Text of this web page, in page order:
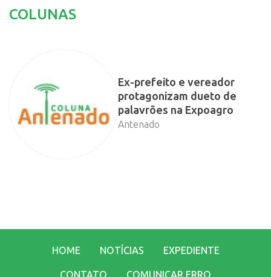
COLUNAS
Ex-prefeito e vereador
protagonizam dueto de
palavrões na Expoagro
Antenado
HOME NOTÍCIAS EXPEDIENTE